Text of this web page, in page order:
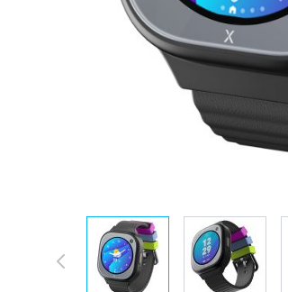
View larger image
View